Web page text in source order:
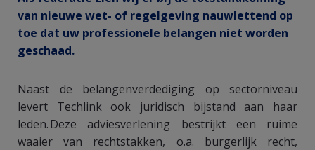
van nieuwe wet- of regelgeving nauwlettend op
toe dat uw professionele belangen niet worden
geschaad.
Naast de belangenverdediging op sectorniveau
levert Techlink ook juridisch bijstand aan haar
leden. Deze adviesverlening bestrijkt een ruime
waaier van rechtstakken, o.a. burgerlijk recht,